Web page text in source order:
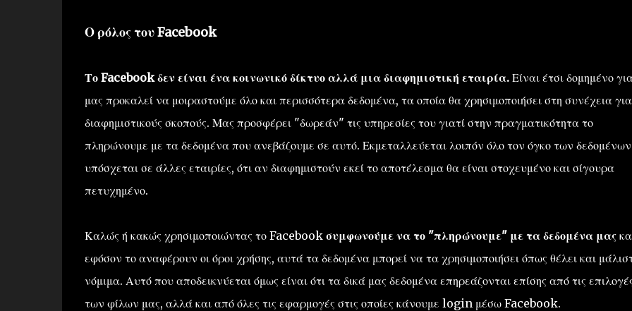
Ο ρόλος του Facebook
Το Facebook δεν είναι ένα κοινωνικό δίκτυο αλλά μια διαφημιστική εταιρία.Είναι έτσι δομημένο
μας προκαλεί να μοιραστούμε όλο και περισσότερα δεδομένα, τα οποία θα χρησιμοποιήσει στη συνέχεια για
διαφημιστικούς σκοπούς. Μας προσφέρει "δωρεάν" τις υπηρεσίες του γιατί στην πραγματικότητα το
πληρώνουμε με τα δεδομένα που ανεβάζουμε σε αυτό. Εκμεταλλεύεται λοιπόν όλο τον όγκο των δεδομένων
υπόσχεται σε άλλες εταιρίες, ότι αν διαφημιστούν εκεί το αποτέλεσμα θα είναι στοχευμένο και σίγουρα
πετυχημένο.
Καλώς ή κακώς χρησιμοποιώντας το Facebook συμφωνούμε να το "πληρώνουμε" με τα δεδομένα μας
εφόσον το αναφέρουν οι όροι χρήσης, αυτά τα δεδομένα μπορεί να τα χρησιμοποιήσει όπως θέλει και
νόμιμα. Αυτό που αποδεικνύεται όμως είναι ότι τα δικά μας δεδομένα επηρεάζονται επίσης από τις
των φίλων μας, αλλά και από όλες τις εφαρμογές στις οποίες κάνουμε login μέσω Facebook.